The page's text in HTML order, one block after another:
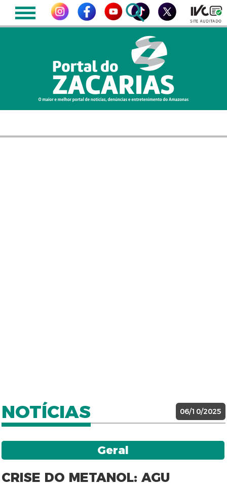
NOTÍCIAS 06/10/2025
Geral
CRISE DO METANOL: AGU